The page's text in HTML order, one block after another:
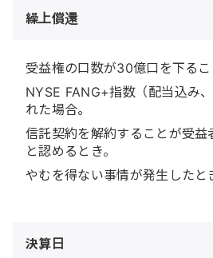
繰上償還
受益権の口数が30億口を下るこ
NYSE FANG+指数（配当込み
れた場合。
信託契約を解約することが受益
と認めるとき。
やむを得ない事情が発生したと
決算日